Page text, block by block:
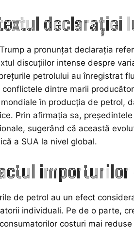
declarației
a pronunțat declarația
discuțiilor intense despre
petrolului au înregistrat
conflictele dintre marii
în producția de petrol,
Prin afirmația sa,
sugerând că această
a SUA la nivel global.
de petrol au un efect
individuali. Pe de o parte,
costuri mai